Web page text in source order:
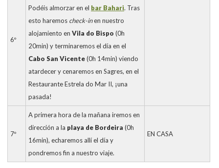
6º
Podéis almorzar en el bar Bahari. Tras
esto haremos check-inen nuestro
alojamiento en Vila do Bispo (0h
20min) y terminaremos el día en el
Cabo San Vicente(0h 14min) viendo
atardecer y cenaremos en Sagres, en el
Restaurante Estrela do Mar II, ¡una
pasada!
7º
A primera hora de la mañana iremos en
dirección a la playa de Bordeira (0h
16min), echaremos allí el día y
pondremos fin a nuestro viaje.
EN CASA